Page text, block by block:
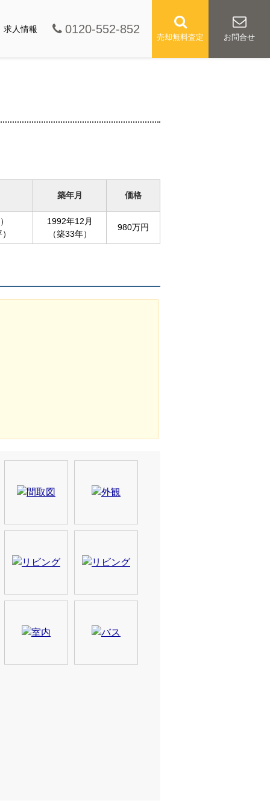
求人情報 0120-552-852
売却無料査定 お問合せ
築年月 価格
1992年12月
（築33年）
980万円